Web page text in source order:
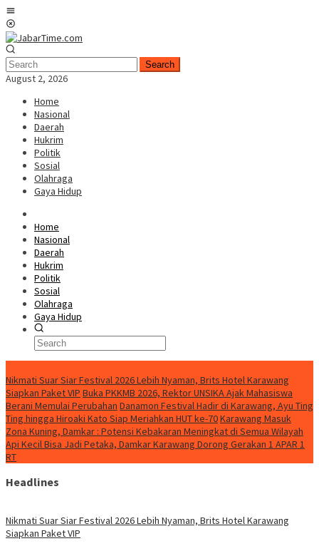
Skip
to
content
Search
August 2, 2026
Home
Nasional
Daerah
Hukrim
Politik
Sosial
Olahraga
Gaya Hidup
Home
Nasional
Daerah
Hukrim
Politik
Sosial
Olahraga
Gaya Hidup
Nikmati Suar Siar Festival 2026 Lebih Nyaman, Brits Hotel Karawang
Siapkan Paket VIP Buka PKKMB 2026, Rektor UNSIKA Ajak Mahasiswa
Berani Memulai Perubahan Danamon Festival Hadir di Karawang, Ayu Ting
Ting hingga Hiroaki Kato Siap Meriahkan HUT ke-70Karawang Masuk
Zona Kuning, Damkar : Potensi Kebakaran Meningkat di Semua Wilayah
Api Kecil Bisa Jadi Petaka, Damkar Karawang Dorong Gerakan 1 APAR 1
RT
Headlines
Nikmati Suar Siar Festival 2026 Lebih Nyaman, Brits Hotel Karawang
Siapkan Paket VIP